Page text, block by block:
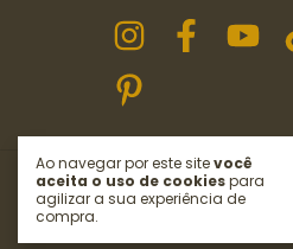
Ao navegar por este sitevocê
aceita o uso de cookiespara
agilizar a sua experiência de
compra.
Tule Bordado- Ouro
©2026. OURO TÊXTIL